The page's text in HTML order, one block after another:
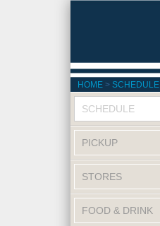
HOME SCHEDULE
SCHEDULE
PICKUP
STORES
FOOD & DRINK